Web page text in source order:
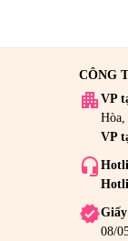
CÔNG
apartment VP
VP
headset_mic
verified
08/